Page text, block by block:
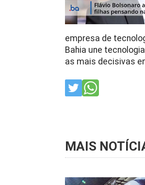
empresa de
Bahia une
as mais decisivas
MAIS